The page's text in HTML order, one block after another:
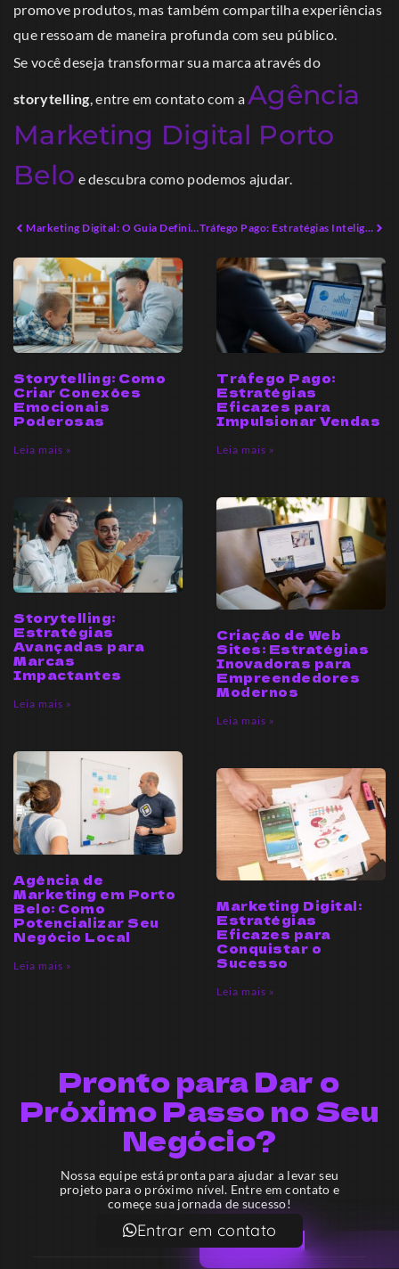
promove produtos, mas também compartilha experiências
que ressoam de maneira profunda com seu público.
Se você deseja transformar sua marca através do
storytelling, entre em contato com aAgência
Marketing Digital Porto
Belo e descubra como podemos ajudar.
Marketing Digital: O Guia Definitivo para Empreendedores em 2026 Tráfego Pago: Estratégias Inteligentes para Aumentar Vendas
Storytelling: Como
Criar Conexões
Emocionais
Poderosas
Leia mais »
Tráfego Pago:
Estratégias
Eficazes para
Impulsionar Vendas
Leia mais »
Storytelling:
Estratégias
Avançadas para
Marcas
Impactantes
Leia mais »
Criação de Web
Sites: Estratégias
Inovadoras para
Empreendedores
Modernos
Leia mais »
Agência de
Marketing em Porto
Belo: Como
Potencializar Seu
Negócio Local
Leia mais »
Marketing Digital:
Estratégias
Eficazes para
Conquistar o
Sucesso
Leia mais »
Pronto para Dar o
Próximo Passo no Seu
Negócio?
Nossa equipe está pronta para ajudar a levar seu
projeto para o próximo nível. Entre em contato e
começe sua jornada de sucesso!
Entrar em contato